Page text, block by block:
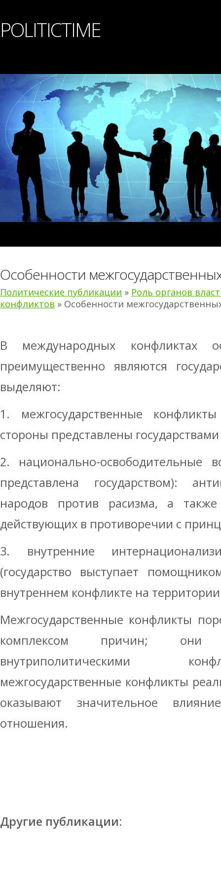
POLITICTIME
Особенности
Политические публикации » Роль органов
конфликтов » Особенности
В международных конфликтах
преимущественно являются
выделяют:
1. межгосударственные
стороны представлены
2. национально-освободительные
представлена государством):
народов против расизма, а также
действующих в противоречии с
3. внутренние
(государство выступает
внутреннем конфликте на территории
Межгосударственные конфликты
комплексом причин; они
внутриполитическими
межгосударственные конфликты
оказывают значительное
отношения.
Другие публикации: